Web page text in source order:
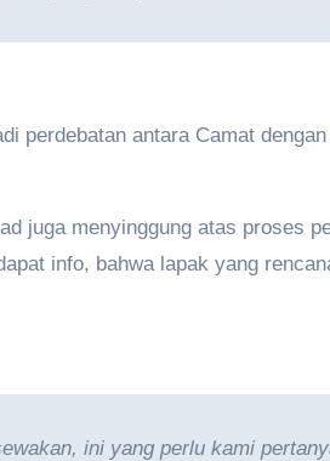
perdebatan antara Camat
juga menyinggung atas proses
info, bahwa lapak yang
ini yang perlu kami